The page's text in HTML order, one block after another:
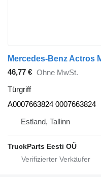
46,77 € Ohne MwSt.
Türgriff
A0007663824 0007663824
Estland, Tallinn
TruckParts Eesti OÜ